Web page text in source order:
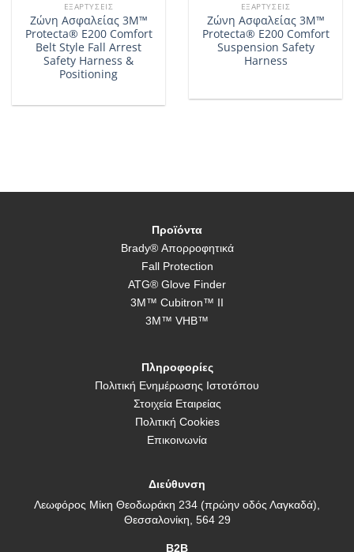
ΕΞΑΡΤΎΣΕΙΣ
Ζώνη Ασφαλείας 3M™
Protecta® E200 Comfort
Belt Style Fall Arrest
Safety Harness &
Positioning
ΕΞΑΡΤΎΣΕΙΣ
Ζώνη Ασφαλείας 3M™
Protecta® E200 Comfort
Suspension Safety
Harness
Προϊόντα
Brady® Απορροφητικά
Fall Protection
ATG® Glove Finder
3M™ Cubitron™ II
3M™ VHB™
Πληροφορίες
Πολιτική Ενημέρωσης Ιστοτόπου
Στοιχεία Εταιρείας
Πολιτική Cookies
Επικοινωνία
Διεύθυνση
Λεωφόρος Μίκη Θεοδωράκη 234 (πρώην οδός Λαγκαδά),
Θεσσαλονίκη, 564 29
B2B